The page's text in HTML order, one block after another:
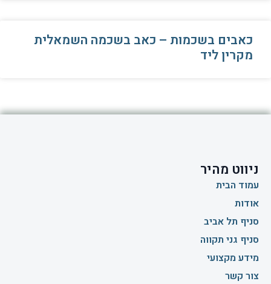
כאבים בשכמות – כאב בשכמה השמאלית
מקרין ליד
ניווט מהיר
עמוד הבית
אודות
סניף תל אביב
סניף גני תקווה
מידע מקצועי
צור קשר